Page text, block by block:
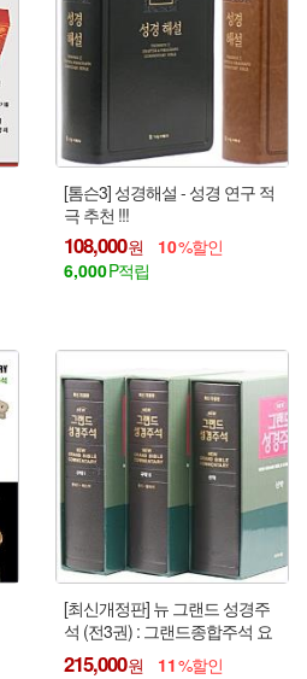
[톰슨3] 성경해설 - 성경 연구 적
극 추천 !!!
108,000
10
6,000
[최신개정판] 뉴 그랜드 성경주
석 (전3권) : 그랜드종합주석 요
약판 !!!
215,000 11